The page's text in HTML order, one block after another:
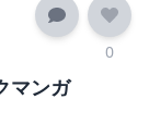
0
マンガ